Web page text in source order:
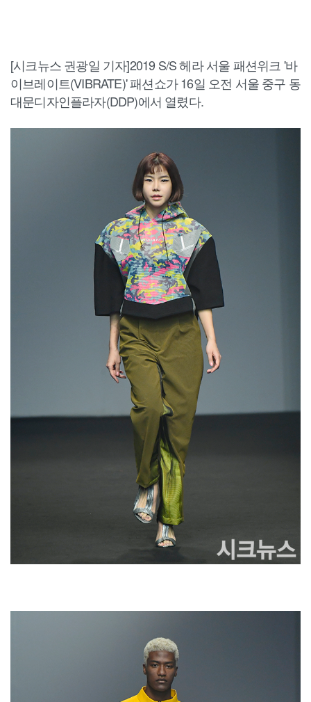
[시크뉴스 권광일 기자]2019 S/S 헤라 서울 패션위크 '바
이브레이트(VIBRATE)' 패션쇼가 16일 오전 서울 중구 동
대문디자인플라자(DDP)에서 열렸다.